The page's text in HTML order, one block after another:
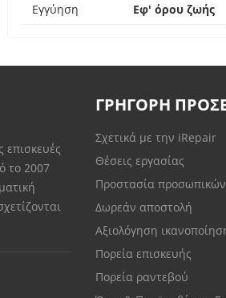
Εγγύηση
Εφ' όρου ζωής
επισκευές
το 2007
ΓΡΗΓΟΡΗ
Σχετικά με την iRepair
Θέσεις εργασίας
Προστασία
Δωρεάν αποστολή
Αξιολόγηση
Πορεία επισκευής
Πορεία ραντεβού